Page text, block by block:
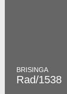
BRISINGA
Rad/1538